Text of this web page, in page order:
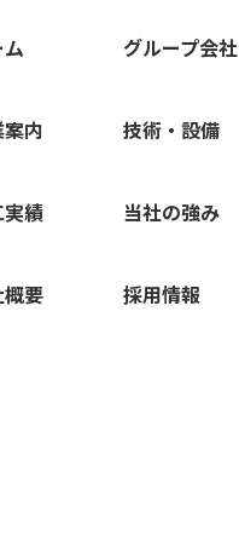
内
績
要
グループ会社
技術・設備
当社の強み
採用情報